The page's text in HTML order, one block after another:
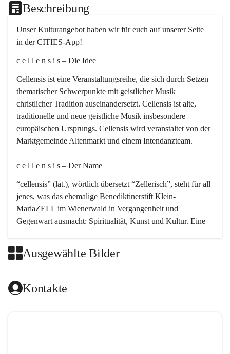
Beschreibung
Unser Kulturangebot haben wir für euch auf unserer Seite
in der CITIES-App!
c e l l e n s i s – Die Idee
Cellensis ist eine Veranstaltungsreihe, die sich durch Setzen
thematischer Schwerpunkte mit geistlicher Musik
christlicher Tradition auseinandersetzt. Cellensis ist alte,
traditionelle und neue geistliche Musik insbesondere
europäischen Ursprungs. Cellensis wird veranstaltet von der
Marktgemeinde Altenmarkt und einem Intendanzteam.
c e l l e n s i s – Der Name
“cellensis” (lat.), wörtlich übersetzt “Zellerisch”, steht für all
jenes, was das ehemalige Benediktinerstift Klein-
MariaZELL im Wienerwald in Vergangenheit und
Gegenwart ausmacht: Spiritualität, Kunst und Kultur. Eine
Kirchenmusik, dem kunstvollen Lob Gottes.
Das kirchenmusikalische Festival Cellensis wird seit dem
Ausgewählte Bilder
Kontakte